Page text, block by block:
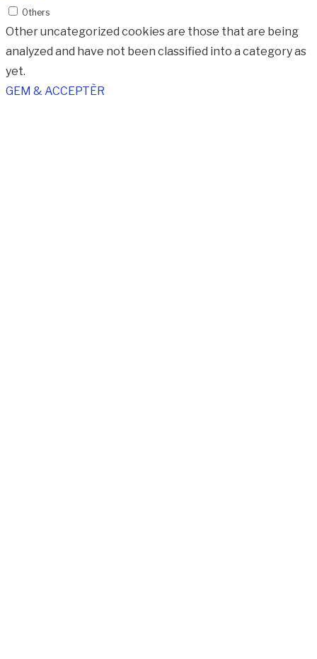
Others
Other uncategorized cookies are those that are being
analyzed and have not been classified into a category as
yet.
GEM & ACCEPTÈR